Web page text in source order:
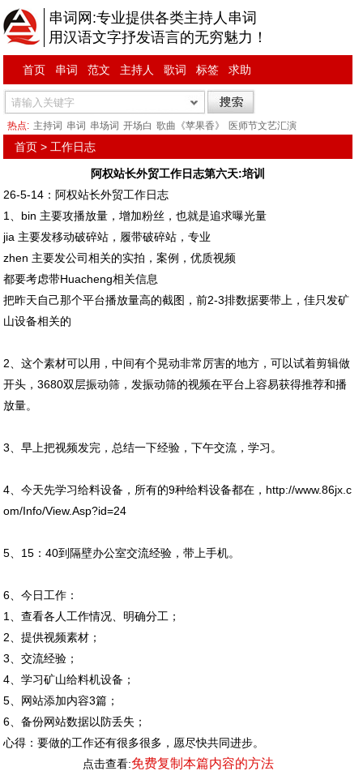
串词网:专业提供各类主持人串词
用汉语文字抒发语言的无穷魅力！
首页 串词 范文 主持人 歌词 标签 求助
热点: 主持词 串词 串场词 开场白 歌曲《苹果香》 医师节文艺汇演
首页 > 工作日志
阿权站长外贸工作日志第六天:培训
26-5-14：阿权站长外贸工作日志
1、bin 主要攻播放量，增加粉丝，也就是追求曝光量
jia 主要发移动破碎站，履带破碎站，专业
zhen 主要发公司相关的实拍，案例，优质视频
都要考虑带Huacheng相关信息
把昨天自己那个平台播放量高的截图，前2-3排数据要带上，佳只发矿
山设备相关的
2、这个素材可以用，中间有个晃动非常厉害的地方，可以试着剪辑做
开头，3680双层振动筛，发振动筛的视频在平台上容易获得推荐和播
放量。
3、早上把视频发完，总结一下经验，下午交流，学习。
4、今天先学习给料设备，所有的9种给料设备都在，http://www.86jx.c
om/Info/View.Asp?id=24
5、15：40到隔壁办公室交流经验，带上手机。
6、今日工作：
1、查看各人工作情况、明确分工；
2、提供视频素材；
3、交流经验；
4、学习矿山给料机设备；
5、网站添加内容3篇；
6、备份网站数据以防丢失；
心得：要做的工作还有很多很多，愿尽快共同进步。
点击查看:免费复制本篇内容的方法